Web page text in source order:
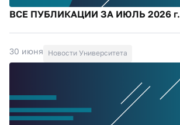
ВСЕ ПУБЛИКАЦИИ ЗА ИЮЛЬ 2026 г.
30 июня Новости Университета